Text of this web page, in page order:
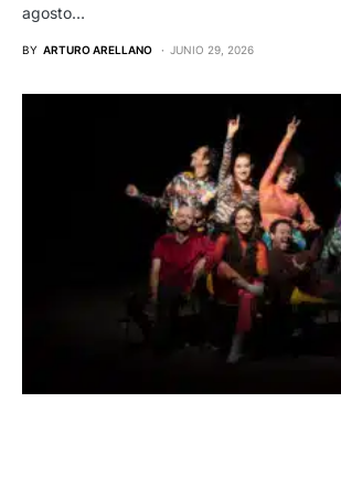
agosto…
BY ARTURO ARELLANO JUNIO 29, 2026